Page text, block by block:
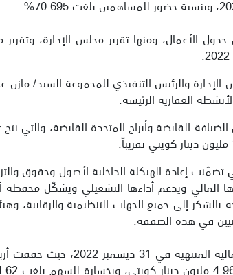
الأعمال، ومنها تقرير مجلس الإدارة،
العقارية الرئيسة.
تضمّنت إعادة الهيكلة الداخلية لأصول وحقوق
المالي ويدعم أداءها التشغيلي ويشكّل
بالشكر إلى جميع الجهات التنظيمية
في هذه الصفقة.